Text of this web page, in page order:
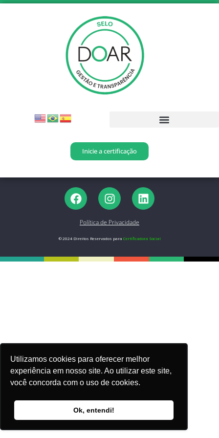
Utilizamos cookies para oferecer melhor
experiência em nosso site. Ao utilizar este site,
você concorda com o uso de cookies.
Ok, entendi!
Inicie a certificação
Política de Privacidade
© 2024 Direitos Reservados para Certificadora Social